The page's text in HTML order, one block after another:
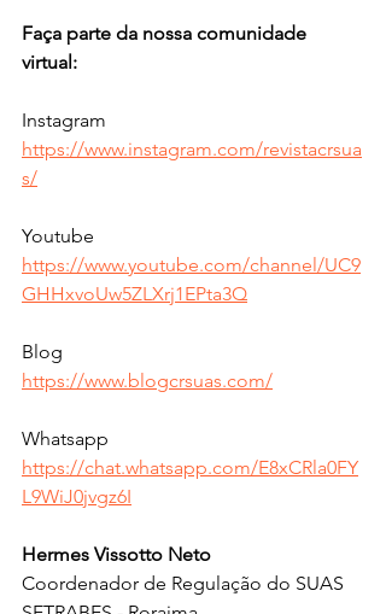
Faça parte da nossa comunidade
virtual:
Instagram
https://www.instagram.com/revistacrsua
s/
Youtube
https://www.youtube.com/channel/UC9
GHHxvoUw5ZLXrj1EPta3Q
Blog
https://www.blogcrsuas.com/
Whatsapp
https://chat.whatsapp.com/E8xCRla0FY
L9WiJ0jvgz6I
Hermes Vissotto Neto
Coordenador de Regulação do SUAS